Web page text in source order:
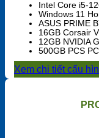
Intel Core i5-
Windows 11
ASUS PRIME
16GB Corsair
12GB NVIDIA
500GB PCS
Xem chi tiết cấu